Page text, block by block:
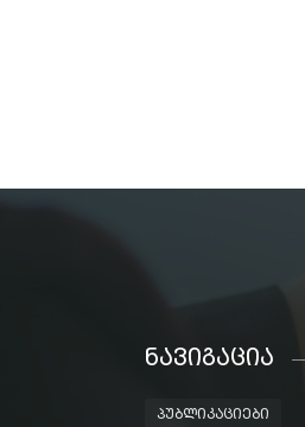
ᲜᲐᲕᲘᲒᲐᲪᲘᲐ
ᲞᲣᲑᲚᲘᲙᲐᲪᲘᲔᲑᲘ